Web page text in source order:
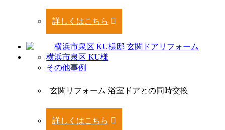
詳しくはこちら
横浜市泉区 KU様
その他事例
玄関リフォーム 浴室ドアとの同時交換
詳しくはこちら